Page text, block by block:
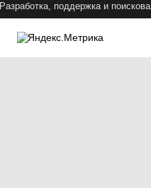
Разработка, поддержка и